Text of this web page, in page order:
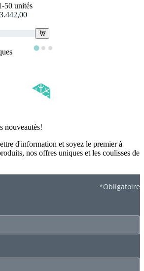
50 unités
nouveautès!
d'information et soyez le premier à
nos offres uniques et les coulisses de
*Obligatoire